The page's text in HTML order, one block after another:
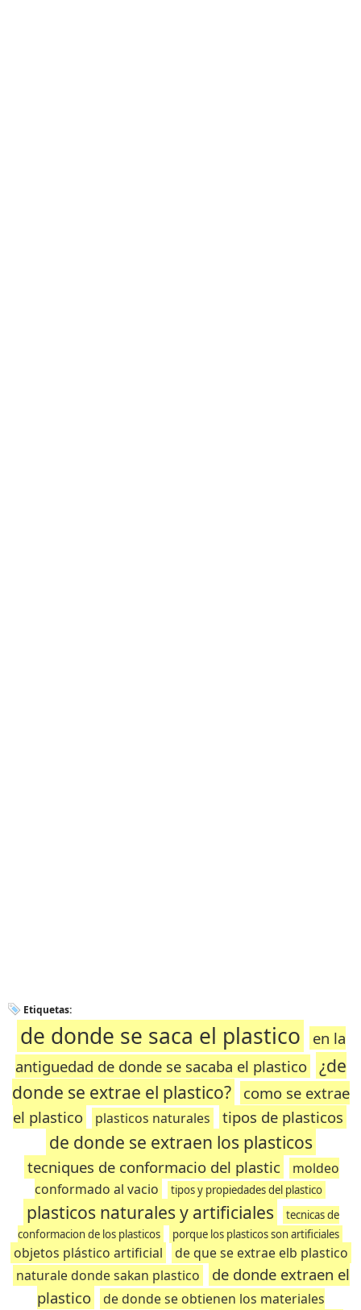
Etiquetas:
de donde se saca el plastico
en la
antiguedad de donde se sacaba el plastico
¿de
donde se extrae el plastico?
como se extrae
el plastico
plasticos naturales tipos de plasticos
de donde se extraen los plasticos
tecniques de conformacio del plastic
moldeo
conformado al vacio
tipos y propiedades del plastico
plasticos naturales y artificiales
tecnicas de
conformacion de los plasticos
porque los plasticos son artificiales
objetos plástico artificial
de que se extrae elb plastico
naturale donde sakan plastico
de donde extraen el
plastico
de donde se obtienen los materiales